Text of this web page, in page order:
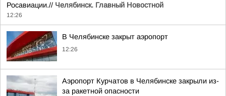
Росавиации.// Челябинск. Главный Новостной
12:26
В Челябинске закрыт аэропорт
12:26
Аэропорт Курчатов в Челябинске закрыли из-
за ракетной опасности